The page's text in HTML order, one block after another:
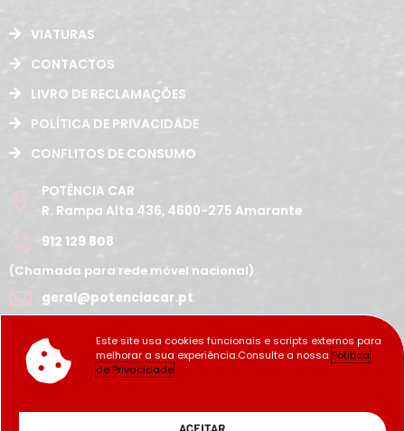
VIATURAS
CONTACTOS
LIVRO DE RECLAMAÇÕES
POLÍTICA DE PRIVACIDADE
CONFLITOS DE CONSUMO
POTÊNCIA CAR
R. Rampa Alta 436, 4600-275 Amarante
912 129 808
(Chamada para rede móvel nacional)
geral@potenciacar.pt
10:00h - 12:30h | 14h 19:30h
Domingo
Fechado
Copyright Potência_Car ©2022
Este site usa cookies funcionais e scripts externos para
melhorar a sua experiência.Consulte a nossaPolítica
de Privacidade